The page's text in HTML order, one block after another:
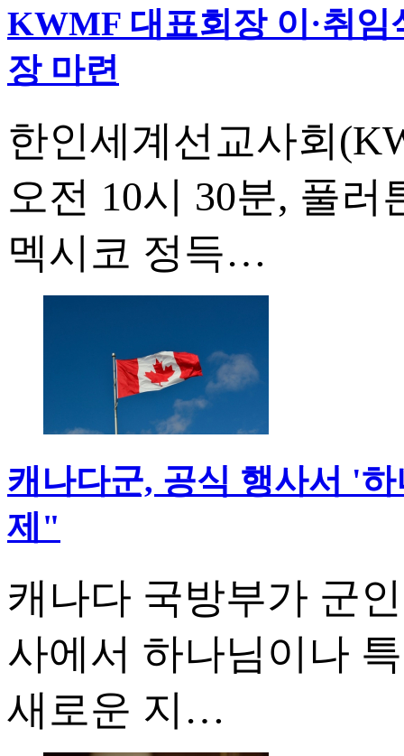
KWMF 대표회장 이·취
장 마련
한인세계선교사회
오전 10시 30분, 풀
멕시코 정득…
캐나다군, 공식 행사서 '
제"
캐나다 국방부가 군
사에서 하나님이나
새로운 지…